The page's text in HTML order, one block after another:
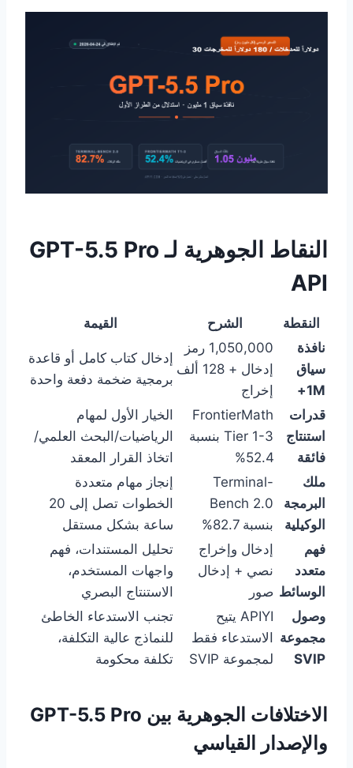
النقاط الجوهرية لـ GPT-5.5 Pro
API
النقطة الشرح
القيمة
نافذة
سياق
1M+
1,050,000 رمز
إدخال + 128 ألف
إخراج
إدخال كتاب كامل أو قاعدة
برمجية ضخمة دفعة واحدة
قدرات
استنتاج
فائقة
FrontierMath
Tier 1-3 بنسبة
52.4%
الخيار الأول لمهام
الرياضيات/البحث العلمي/
اتخاذ القرار المعقد
ملك
البرمجة
الوكيلية
Terminal-
Bench 2.0
بنسبة 82.7%
إنجاز مهام متعددة
الخطوات تصل إلى 20
ساعة بشكل مستقل
فهم
متعدد
الوسائط
إدخال وإخراج
نصي + إدخال
صور
تحليل المستندات، فهم
واجهات المستخدم،
الاستنتاج البصري
وصول
مجموعة
SVIP
APIYI يتيح
الاستدعاء فقط
لمجموعة SVIP
تجنب الاستدعاء الخاطئ
للنماذج عالية التكلفة،
تكلفة محكومة
الاختلافات الجوهرية بين GPT-5.5 Pro
والإصدار القياسي